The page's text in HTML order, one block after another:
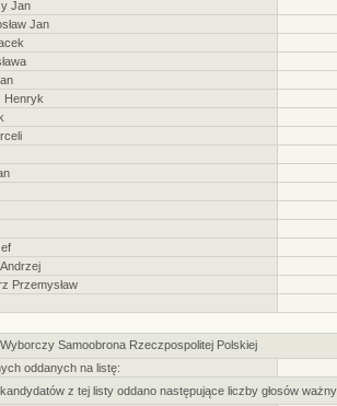
Jan
Jan
Henryk
Przemysław
Samoobrona Rzeczpospolitej Polskiej
oddanych na listę:
z tej listy oddano następujące liczby głosów